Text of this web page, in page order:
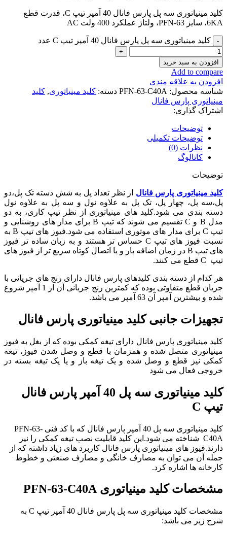
کلید مینیاتوری سه پل پارس فانال 40 آمپر تیپ C، قدرت قطع
6KA، سایز PFN-63، ولتاژ عملکرد 400 ولت AC
کلید مینیاتوری سه پل پارس فانال 40 آمپر تیپ C عدد
افزودن به سبد خرید
Add to compare
افزودن به علاقه مندی
شناسه محصول: PFN-63-C40A دسته: کلید مینیاتوری, کلید
مینیاتوری پارس فانال
اشتراک گذاری:
توضیحات
توضیحات تکمیلی
نظرات (0)
کاتالوگ
توضیحات
کلید مینیاتوری پارس فانال از نظر تعداد پل به شش دسته تک پل،دو
پل،سه پل، چهار پل، تک پل به علاوه نول و سه پل به علاوه نول
دسته بندی می شود.کلید های مینیاتوری از نظر تیپ کاری، به دو
مدل B و C تقسیم می شوند که تیپ B برای مدار های روشنایی و
تیپ C برای مدار های موتوری استفاده می شود.فیوز های تیپ B به
نسبت فیوز های تیپ C حساس تر هستند و به زبان ساده تر فیوز
های تیپ B در زمان اضافه بار و یا اتصال کوتاه سریع تر از فیوز های
تیپ C قطع می کنند.
هر کدام از دسته بندی کلیدهای پارس فانال دارای رنج های جریانی با
جریان قطع متفاوتی بوده که کمترین رنج جریانی آن از 1 آمپر شروع
شده و بیشترین آمپر آن 63 آمپر می باشد.
تجهیزات جانبی کلید مینیاتوری پارس فانال
کلید مینیاتوری پارس فانال دارای تیغه کمکی بوده که از بغل به فیوز
مینیاتوری متصل شده و همزمان با قطع و وصل شدن فیوز، تیغه
کمکی نیز قطع و وصل شده و یک تیغه باز و یا یک تیغه بسته در
خروجی فعال می شود
کلید مینیاتوری سه پل 40 آمپر پارس فانال
تیپ C
کلید مینیاتوری سه پل 40 آمپر پارس فانال که با کد فنی PFN-63-
C40A شناخته می شود.این کلید قابلیت نصب تیغه کمکی را نیز
دارند.فیوز های مینیاتوری پارس فانال کاربرد های زیاد داشته که از
جمله آن می توان به مصارف خانگی و مصارف صنعتی و خطوط
کارخانه ها اشاره کرد.
مشخصاتکلید مینیاتوریPFN-63-C40A
مشخصات کلید مینیاتوری سه پل پارس فانال 40 آمپر تیپ C به
شرح زیر می باشد: